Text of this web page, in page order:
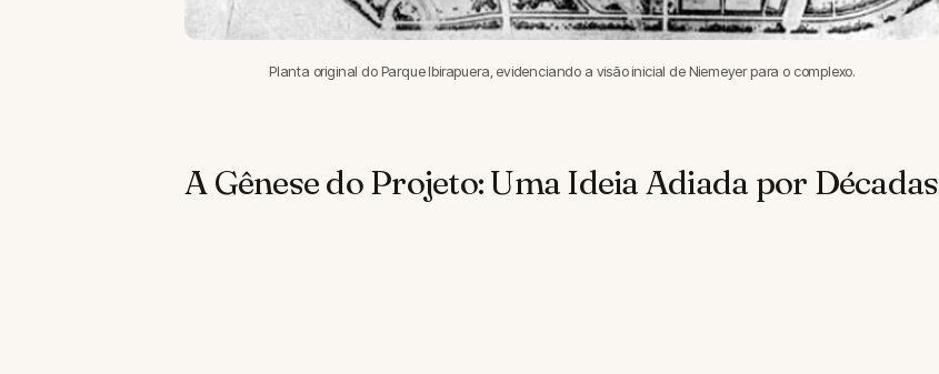
Planta original do Parque Ibirapuera, evidenciando a visão inicial de Niemeyer para o complexo.
A Gênese do Projeto: Uma Ideia Adiada por Décadas